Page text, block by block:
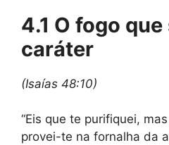
4.1 O fogo que
caráter
(Isaías 48:10)
“Eis que te purifiquei,
provei-te na fornalha da